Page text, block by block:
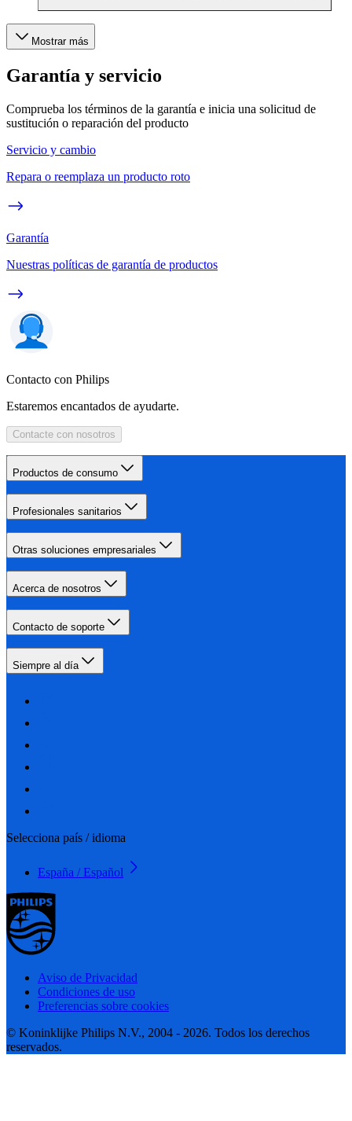
Mostrar más
Garantía y servicio
Comprueba los términos de la garantía e inicia una solicitud de
sustitución o reparación del producto
Servicio y cambio
Repara o reemplaza un producto roto
Garantía
Nuestras políticas de garantía de productos
Contacto con Philips
Estaremos encantados de ayudarte.
Contacte con nosotros
Productos de consumo
Profesionales sanitarios
Otras soluciones empresariales
Acerca de nosotros
Contacto de soporte
Siempre al día
Selecciona país / idioma
España / Español
Aviso de Privacidad
Condiciones de uso
Preferencias sobre cookies
© Koninklijke Philips N.V., 2004 - 2026. Todos los derechos
reservados.